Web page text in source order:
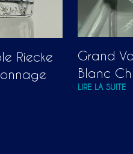
Riecke
Grand
Blanc
LIRE LA SUITE